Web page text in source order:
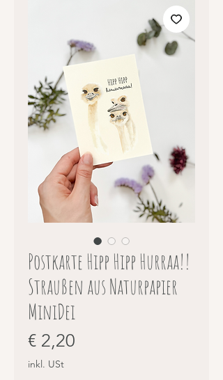
Postkarte Hipp Hipp Hurraa!!
Straußen aus Naturpapier
MiniDei
€ 2,20
inkl. USt